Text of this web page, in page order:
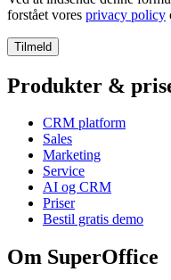
forstået vores privacy policy
Produkter &
CRM platform
Sales
Marketing
Service
AI og CRM
Priser
Bestil gratis demo
Om SuperOffice